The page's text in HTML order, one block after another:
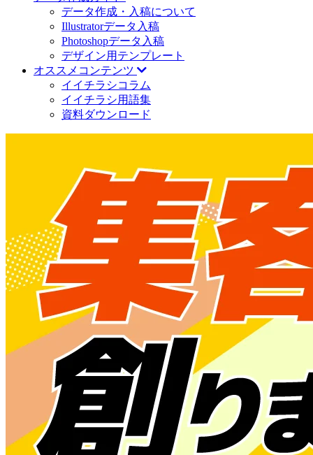
データ作成・入稿について
Illustratorデータ入稿
Photoshopデータ入稿
デザイン用テンプレート
オススメコンテンツ
イイチラシコラム
イイチラシ用語集
資料ダウンロード